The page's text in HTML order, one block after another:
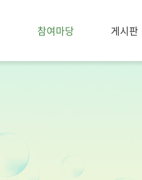
참여마당 게시판